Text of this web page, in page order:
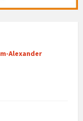
Alexander